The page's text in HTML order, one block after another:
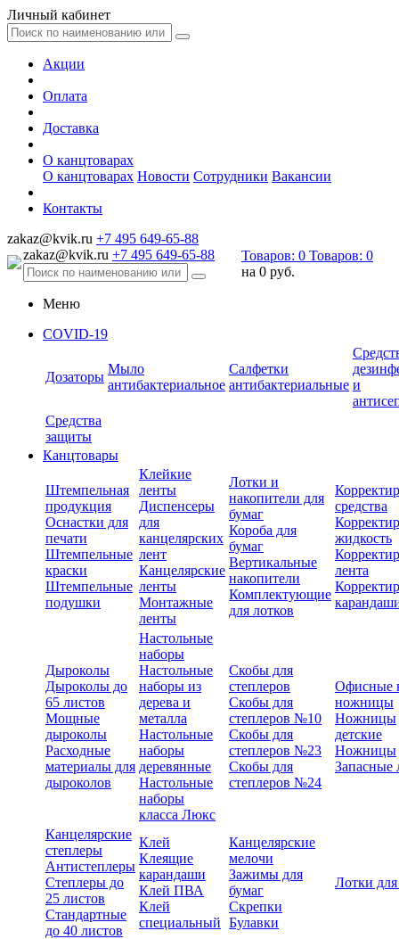
Личный кабинет
Акции
Оплата
Доставка
О канцтоварах
О канцтоварах Новости Сотрудники Вакансии
Контакты
zakaz@kvik.ru +7 495 649-65-88
zakaz@kvik.ru +7 495 649-65-88 Товаров: 0 Товаров: 0
на 0 руб.
Меню
COVID-19
Дозаторы
Мыло
антибактериальное
Салфетки
антибактериальные и
Средства
защиты
Канцтовары
Штемпельная
продукция
Оснастки для
печати
Штемпельные
краски
Штемпельные
подушки
Клейкие
ленты
Диспенсеры
для
канцелярских
лент
Канцелярские
ленты
Монтажные
ленты
Лотки и
накопители для
бумаг
Короба для
бумаг
Вертикальные
накопители
Комплектующие
для лотков
средства
жидкость
лента
Дыроколы
Дыроколы до
65 листов
Мощные
дыроколы
Расходные
материалы для
дыроколов
Настольные
наборы
Настольные
наборы из
дерева и
металла
Настольные
наборы
деревянные
Настольные
наборы
класса Люкс
Скобы для
степлеров
Скобы для
степлеров №10
Скобы для
степлеров №23
Скобы для
степлеров №24
Офисные
ножницы
Ножницы
детские
Ножницы
Запасные
Канцелярские
степлеры
Антистеплеры
Степлеры до
25 листов
Стандартные
до 40 листов
Клей
Клеящие
карандаши
Клей ПВА
Клей
специальный
Канцелярские
мелочи
Зажимы для
бумаг
Скрепки
Булавки
Лотки